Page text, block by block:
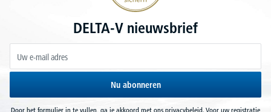
DELTA-V nieuwsbrief
Nu abonneren
Door het formulier in te vullen, ga je akkoord met ons privacybeleid. Voor uw registratie